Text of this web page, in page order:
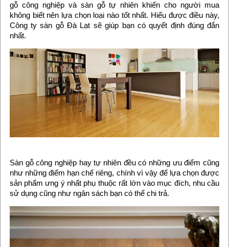
gỗ công nghiệp và sàn gỗ tự nhiên khiến cho người mua
không biết nên lựa chọn loại nào tốt nhất. Hiểu được điều này,
Công ty sàn gỗ Đà Lạt sẽ giúp bạn có quyết định đúng đắn
nhất.
Sàn gỗ công nghiệp hay tự nhiên đều có những ưu điểm cũng
như những điểm hạn chế riêng, chính vì vậy để lựa chọn được
sản phẩm ưng ý nhất phụ thuộc rất lớn vào mục đích, nhu cầu
sử dụng cũng như ngân sách bạn có thể chi trả.